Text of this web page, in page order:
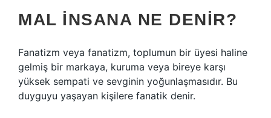
MAL INSANA NE DENIR?
Fanatizm veya fanatizm, toplumun bir üyesi haline
gelmiş bir markaya, kuruma veya bireye karşı
yüksek sempati ve sevginin yoğunlaşmasıdır. Bu
duyguyu yaşayan kişilere fanatik denir.